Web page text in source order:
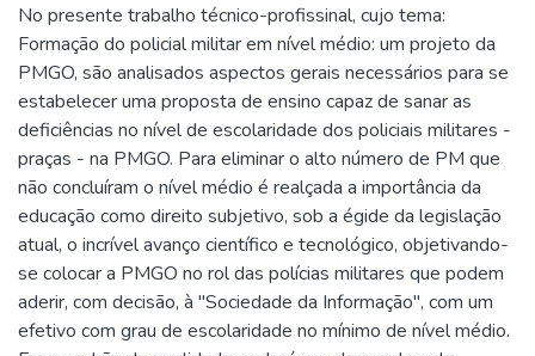
No presente trabalho técnico-profissinal, cujo tema:
Formação do policial militar em nível médio: um projeto da
PMGO, são analisados aspectos gerais necessários para se
estabelecer uma proposta de ensino capaz de sanar as
deficiências no nível de escolaridade dos policiais militares -
praças - na PMGO. Para eliminar o alto número de PM que
não concluíram o nível médio é realçada a importância da
educação como direito subjetivo, sob a égide da legislação
atual, o incrível avanço científico e tecnológico, objetivando-
se colocar a PMGO no rol das polícias militares que podem
aderir, com decisão, à "Sociedade da Informação", com um
efetivo com grau de escolaridade no mínimo de nível médio.